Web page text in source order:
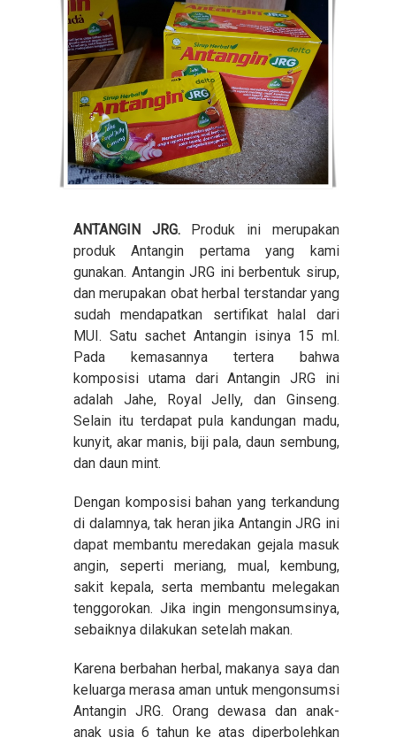
ANTANGIN JRG.Produk ini merupakan
produk Antangin pertama yang kami
gunakan. Antangin JRG ini berbentuk sirup,
dan merupakan obat herbal terstandar yang
sudah mendapatkan sertifikat halal dari
MUI. Satu sachet Antangin isinya 15 ml.
Pada kemasannya tertera bahwa
komposisi utama dari Antangin JRG ini
adalah Jahe, Royal Jelly, dan Ginseng.
Selain itu terdapat pula kandungan madu,
kunyit, akar manis, biji pala, daun sembung,
dan daun mint.
Dengan komposisi bahan yang terkandung
di dalamnya, tak heran jika Antangin JRG ini
dapat membantu meredakan gejala masuk
angin, seperti meriang, mual, kembung,
sakit kepala, serta membantu melegakan
tenggorokan. Jika ingin mengonsumsinya,
sebaiknya dilakukan setelah makan.
Karena berbahan herbal, makanya saya dan
keluarga merasa aman untuk mengonsumsi
Antangin JRG. Orang dewasa dan anak-
anak usia 6 tahun ke atas diperbolehkan